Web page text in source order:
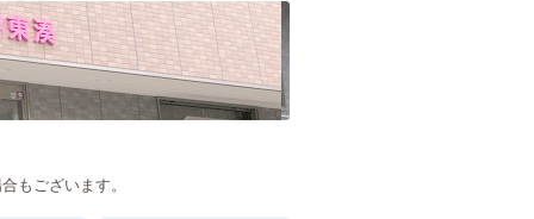
もございます。